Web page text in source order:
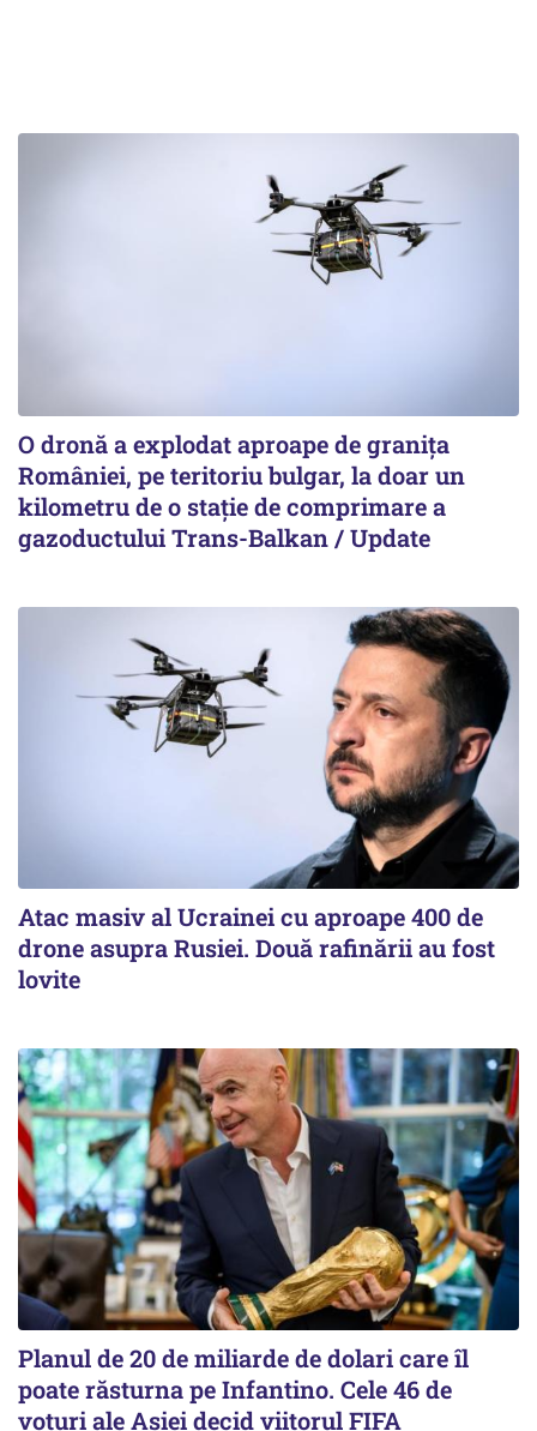
O dronă a explodat aproape de granița
României, pe teritoriu bulgar, la doar un
kilometru de o stație de comprimare a
gazoductului Trans-Balkan / Update
Atac masiv al Ucrainei cu aproape 400 de
drone asupra Rusiei. Două rafinării au fost
lovite
Planul de 20 de miliarde de dolari care îl
poate răsturna pe Infantino. Cele 46 de
voturi ale Asiei decid viitorul FIFA